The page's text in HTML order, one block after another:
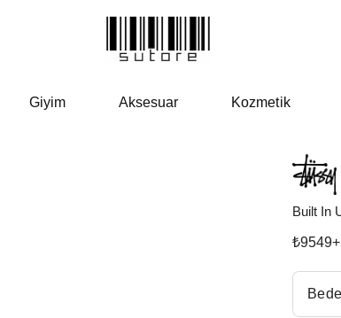
Giyim Aksesuar Kozmetik
Built In
₺9549+
Beden Seç